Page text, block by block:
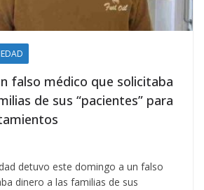
falso médico que solicitaba
de sus “pacientes” para
detuvo este domingo a un falso
dinero a las familias de sus